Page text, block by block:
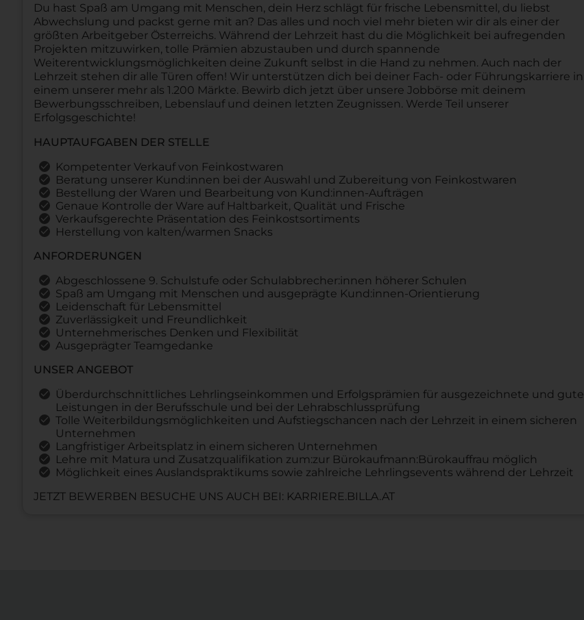
Du hast Spaß am Umgang mit Menschen, dein Herz schlägt für frische Lebensmittel, du liebst
Abwechslung und packst gerne mit an? Das alles und noch viel mehr bieten wir dir als einer der
größten Arbeitgeber Österreichs. Während der Lehrzeit hast du die Möglichkeit bei aufregenden
Projekten mitzuwirken, tolle Prämien abzustauben und durch spannende
Weiterentwicklungsmöglichkeiten deine Zukunft selbst in die Hand zu nehmen. Auch nach der
Lehrzeit stehen dir alle Türen offen! Wir unterstützen dich bei deiner Fach- oder Führungskarriere in
einem unserer mehr als 1.200 Märkte. Bewirb dich jetzt über unsere Jobbörse mit deinem
Bewerbungsschreiben, Lebenslauf und deinen letzten Zeugnissen. Werde Teil unserer
Erfolgsgeschichte!
HAUPTAUFGABEN DER STELLE
Kompetenter Verkauf von Feinkostwaren
Beratung unserer Kund:innen bei der Auswahl und Zubereitung von Feinkostwaren
Bestellung der Waren und Bearbeitung von Kund:innen-Aufträgen
Genaue Kontrolle der Ware auf Haltbarkeit, Qualität und Frische
Verkaufsgerechte Präsentation des Feinkostsortiments
Herstellung von kalten/warmen Snacks
ANFORDERUNGEN
Abgeschlossene 9. Schulstufe oder Schulabbrecher:innen höherer Schulen
Spaß am Umgang mit Menschen und ausgeprägte Kund:innen-Orientierung
Leidenschaft für Lebensmittel
Zuverlässigkeit und Freundlichkeit
Unternehmerisches Denken und Flexibilität
Ausgeprägter Teamgedanke
UNSER ANGEBOT
Überdurchschnittliches Lehrlingseinkommen und Erfolgsprämien für ausgezeichnete und gute
Leistungen in der Berufsschule und bei der Lehrabschlussprüfung
Tolle Weiterbildungsmöglichkeiten und Aufstiegschancen nach der Lehrzeit in einem sicheren
Unternehmen
Langfristiger Arbeitsplatz in einem sicheren Unternehmen
Lehre mit Matura und Zusatzqualifikation zum:zur Bürokaufmann:Bürokauffrau möglich
Möglichkeit eines Auslandspraktikums sowie zahlreiche Lehrlingsevents während der Lehrzeit
JETZT BEWERBEN BESUCHE UNS AUCH BEI: KARRIERE.BILLA.AT